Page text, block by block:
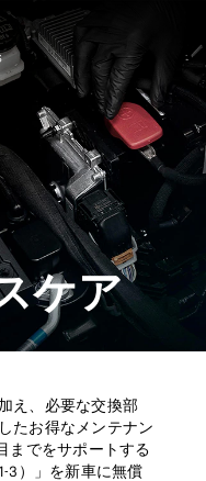
ケア
え、必要な交換部
たお得なメンテナン
までをサポートする
3）」を新車に無償